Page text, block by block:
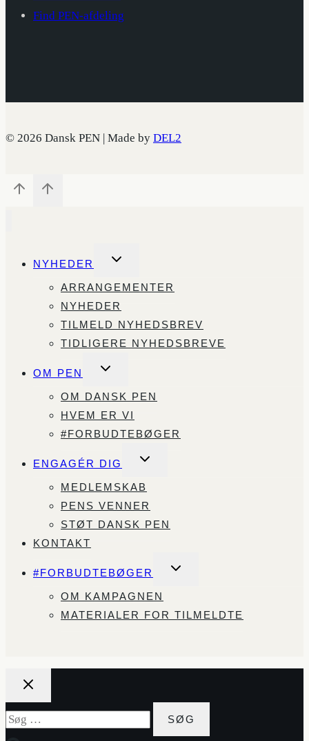
Find PEN-afdeling
© 2026 Dansk PEN | Made by DEL2
NYHEDER
SKIFT
ARRANGEMENTER
NYHEDER
TILMELD NYHEDSBREV
TIDLIGERE NYHEDSBREVE
OM PEN
SKIFT
OM DANSK PEN
HVEM ER VI
#FORBUDTEBØGER
ENGAGÉR DIG
SKIFT
MEDLEMSKAB
PENS VENNER
STØT DANSK PEN
KONTAKT
#FORBUDTEBØGER
SKIFT
OM KAMPAGNEN
MATERIALER FOR TILMELDTE
Søg
efter: